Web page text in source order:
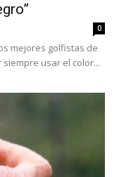
0
mejores golfistas de
usar el color...